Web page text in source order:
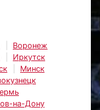
Воронеж
Иркутск
Минск
на-Дону